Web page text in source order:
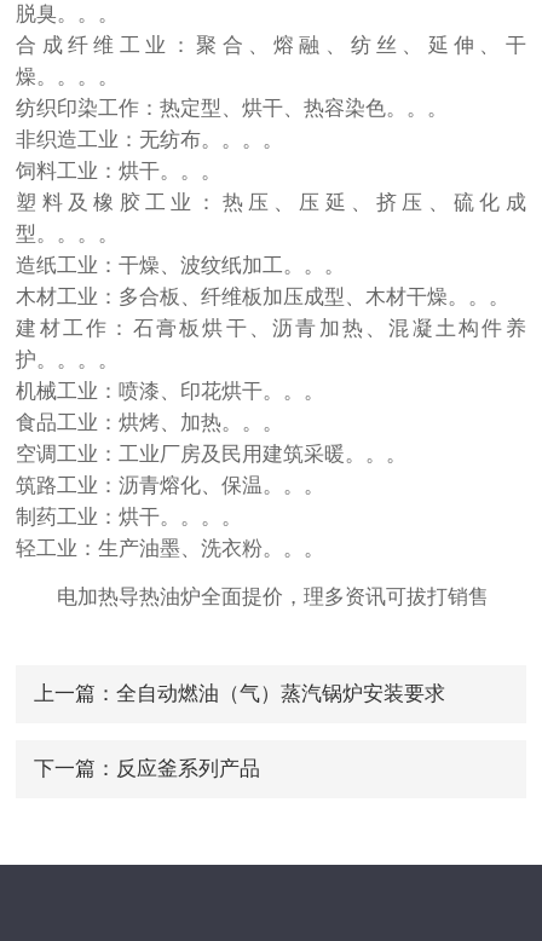
脱臭。。。
合成纤维工业：聚合、熔融、纺丝、延伸、干
燥。。。。
纺织印染工作：热定型、烘干、热容染色。。。
非织造工业：无纺布。。。。
饲料工业：烘干。。。
塑料及橡胶工业：热压、压延、挤压、硫化成
型。。。。
造纸工业：干燥、波纹纸加工。。。
木材工业：多合板、纤维板加压成型、木材干燥。。。
建材工作：石膏板烘干、沥青加热、混凝土构件养
护。。。。
机械工业：喷漆、印花烘干。。。
食品工业：烘烤、加热。。。
空调工业：工业厂房及民用建筑采暖。。。
筑路工业：沥青熔化、保温。。。
制药工业：烘干。。。。
轻工业：生产油墨、洗衣粉。。。
电加热导热油炉全面提价，理多资讯可拔打销售
上一篇： 全自动燃油（气）蒸汽锅炉安装要求
下一篇： 反应釜系列产品